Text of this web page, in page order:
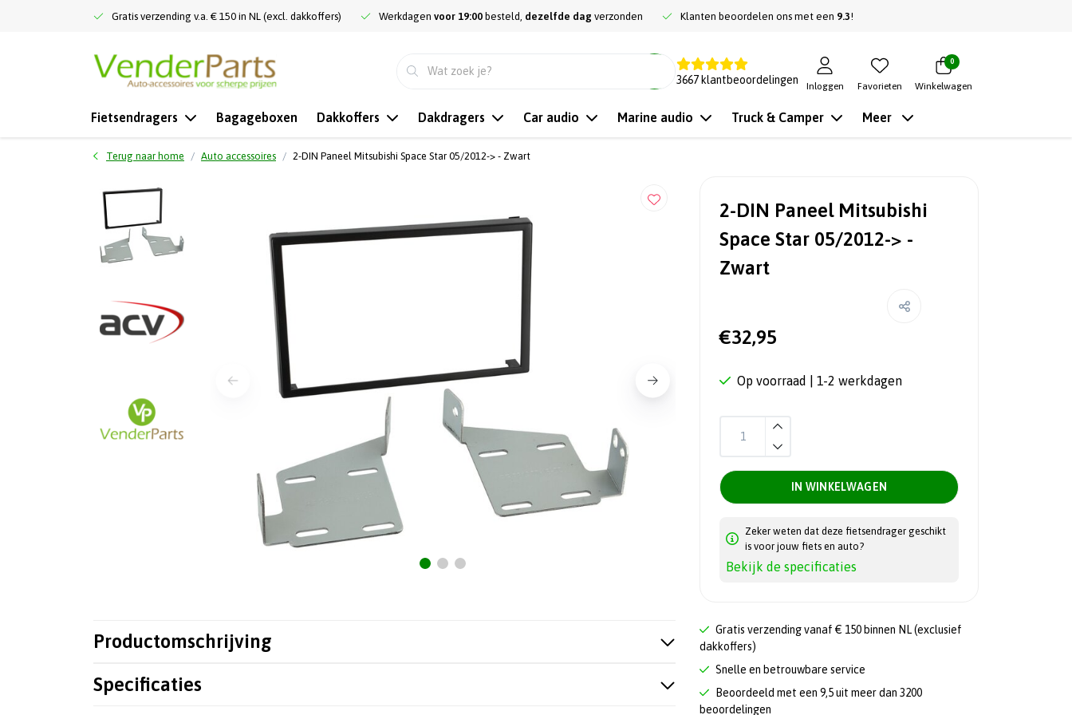
Gratis verzending v.a. € 150 in NL (excl. dakkoffers) Werkdagen voor 19:00 besteld, dezelfde dag verzonden Klanten beoordelen ons met een 9.3!
3667 klantbeoordelingen
Inloggen Favorieten
0
Winkelwagen
Fietsendragers Bagageboxen Dakkoffers Dakdragers Car audio Marine audio Truck & Camper Meer
Terug naar home Auto accessoires 2-DIN Paneel Mitsubishi Space Star 05/2012-> - Zwart
2-DIN Paneel Mitsubishi
Space Star 05/2012-> -
Zwart
€32,95
Op voorraad | 1-2 werkdagen
IN WINKELWAGEN
Zeker weten dat deze fietsendrager geschikt
is voor jouw fiets en auto?
Bekijk de specificaties
Gratis verzending vanaf € 150 binnen NL (exclusief
dakkoffers)
Snelle en betrouwbare service
Beoordeeld met een 9,5 uit meer dan 3200
beoordelingen
Productomschrijving
Specificaties